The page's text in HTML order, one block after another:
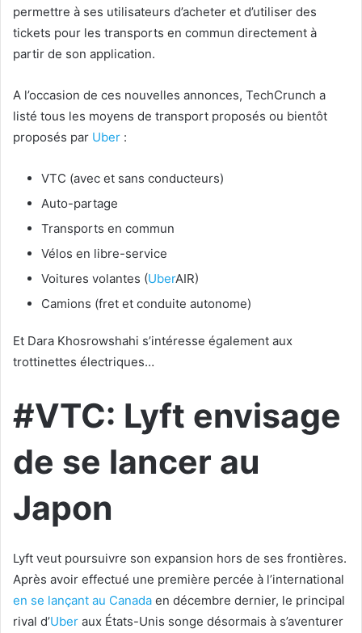
permettre à ses utilisateurs d’acheter et d’utiliser des
tickets pour les transports en commun directement à
partir de son application.
A l’occasion de ces nouvelles annonces, TechCrunch a
listé tous les moyens de transport proposés ou bientôt
proposés par Uber :
VTC (avec et sans conducteurs)
Auto-partage
Transports en commun
Vélos en libre-service
Voitures volantes (UberAIR)
Camions (fret et conduite autonome)
Et Dara Khosrowshahi s’intéresse également aux
trottinettes électriques…
#VTC: Lyft envisage
de se lancer au
Japon
Lyft veut poursuivre son expansion hors de ses frontières.
Après avoir effectué une première percée à l’international
en se lançant au Canada en décembre dernier, le principal
rival d’Uber aux États-Unis songe désormais à s’aventurer